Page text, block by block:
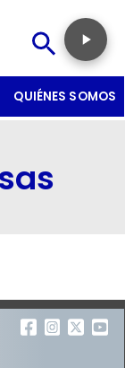
QUIÉNES SOMOS